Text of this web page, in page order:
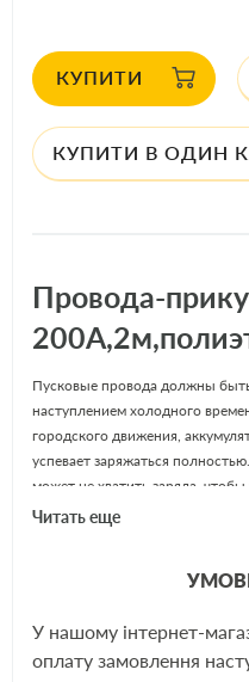
КУПИТИ
КУПИТИ В ОДИН
Провода-
Пусковые провода должны
наступлением холодного
городского движения,
успевает заряжаться
может не хватить заряда, чтобы
ситуации можно прибегнуть к
Пусковой провод Winso
бензиновыми двигателями.
монтажа. Данный набор
ЩЕ
Читать еще
У нашому інтернет-
оплату замовлення